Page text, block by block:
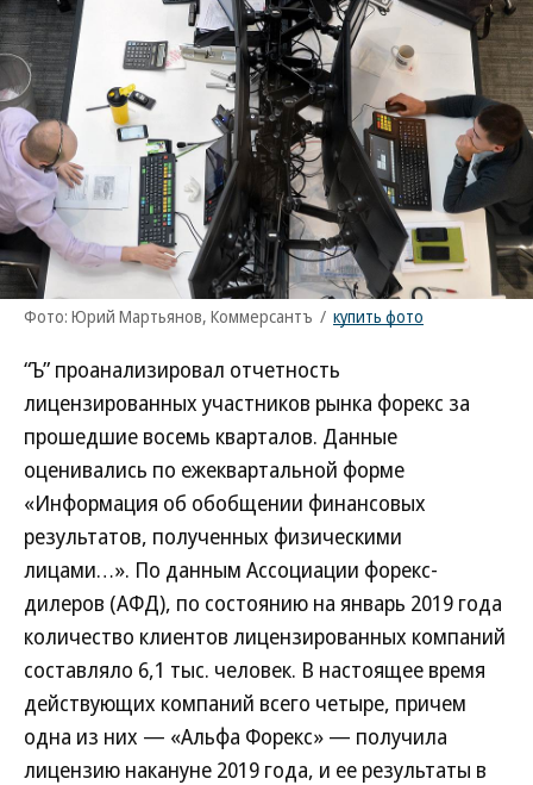
Фото: Юрий Мартьянов, Коммерсантъ / купить фото
“Ъ” проанализировал отчетность
лицензированных участников рынка форекс за
прошедшие восемь кварталов. Данные
оценивались по ежеквартальной форме
«Информация об обобщении финансовых
результатов, полученных физическими
лицами…». По данным Ассоциации форекс-
дилеров (АФД), по состоянию на январь 2019 года
количество клиентов лицензированных компаний
составляло 6,1 тыс. человек. В настоящее время
действующих компаний всего четыре, причем
одна из них — «Альфа Форекс» — получила
лицензию накануне 2019 года, и ее результаты в